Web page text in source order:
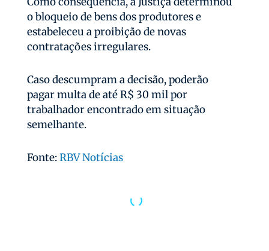
o bloqueio de bens dos produtores e
estabeleceu a proibição de novas
contratações irregulares.
Caso descumpram a decisão, poderão
pagar multa de até R$ 30 mil por
trabalhador encontrado em situação
semelhante.
Fonte:RBV Notícias